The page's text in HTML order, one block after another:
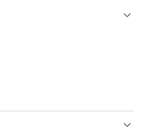
zwiększenie elastyczności
nawilża, działa
POTASSIUM SORBATE, PARFUM,
TRIMETHYLBENZENEPROPANOL,